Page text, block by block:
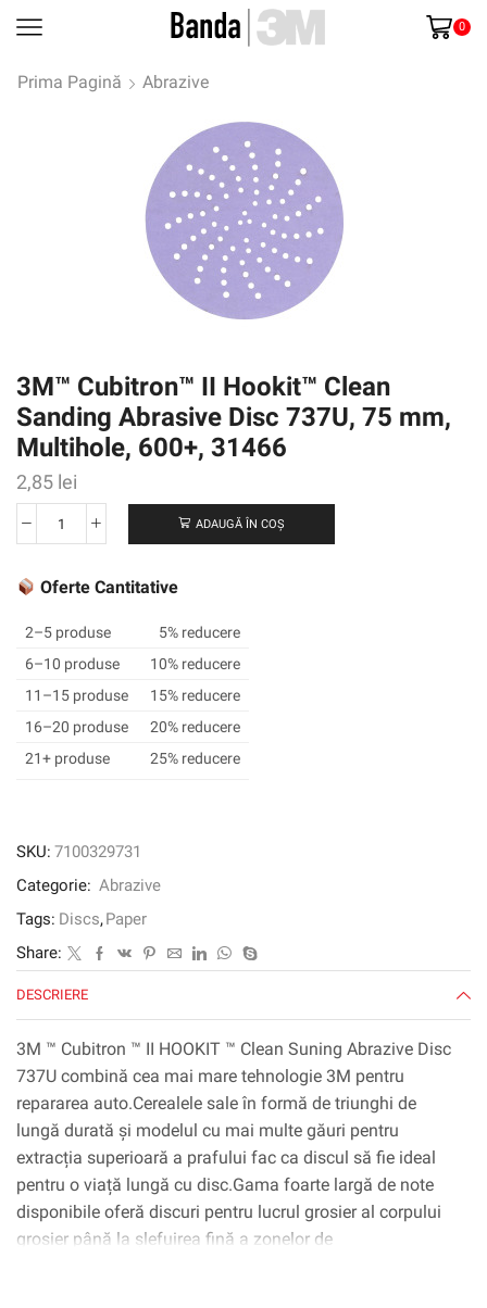
0
Prima Pagină Abrazive
3M™ Cubitron™ II Hookit™ Clean
Sanding Abrasive Disc 737U, 75 mm,
Multihole, 600+, 31466
2,85 lei
Cantitate
Cubitron™
Hookit™
Clean
Sanding
Abrasive
Disc
737U,
600+,
ADAUGĂ ÎN COȘ
Oferte Cantitative
2–5 produse
5% reducere
6–10 produse
10% reducere
11–15 produse
15% reducere
16–20 produse
20% reducere
21+ produse
25% reducere
SKU: 7100329731
Categorie: Abrazive
Tags: Discs,Paper
Share:
DESCRIERE
3M ™ Cubitron ™ II HOOKIT ™ Clean Suning Abrazive Disc
737U combină cea mai mare tehnologie 3M pentru
repararea auto.Cerealele sale în formă de triunghi de
lungă durată și modelul cu mai multe găuri pentru
extracția superioară a prafului fac ca discul să fie ideal
pentru o viață lungă cu disc.Gama foarte largă de note
disponibile oferă discuri pentru lucrul grosier al corpului
grosier până la șlefuirea fină a zonelor de